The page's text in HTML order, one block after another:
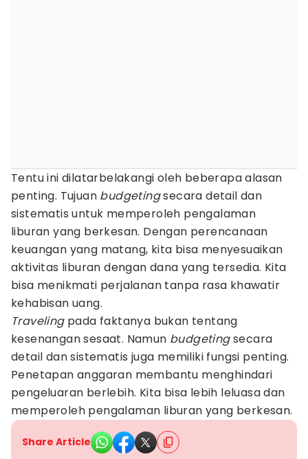
Tentu ini dilatarbelakangi oleh beberapa alasan
penting. Tujuan budgetingsecara detail dan
sistematis untuk memperoleh pengalaman
liburan yang berkesan. Dengan perencanaan
keuangan yang matang, kita bisa menyesuaikan
aktivitas liburan dengan dana yang tersedia. Kita
bisa menikmati perjalanan tanpa rasa khawatir
kehabisan uang.
Travelingpada faktanya bukan tentang
kesenangan sesaat. Namun budgetingsecara
detail dan sistematis juga memiliki fungsi penting.
Penetapan anggaran membantu menghindari
pengeluaran berlebih. Kita bisa lebih leluasa dan
memperoleh pengalaman liburan yang berkesan.
Share Article